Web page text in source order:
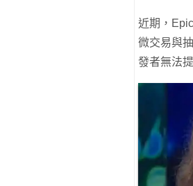
近期，
微交易與
發者無法